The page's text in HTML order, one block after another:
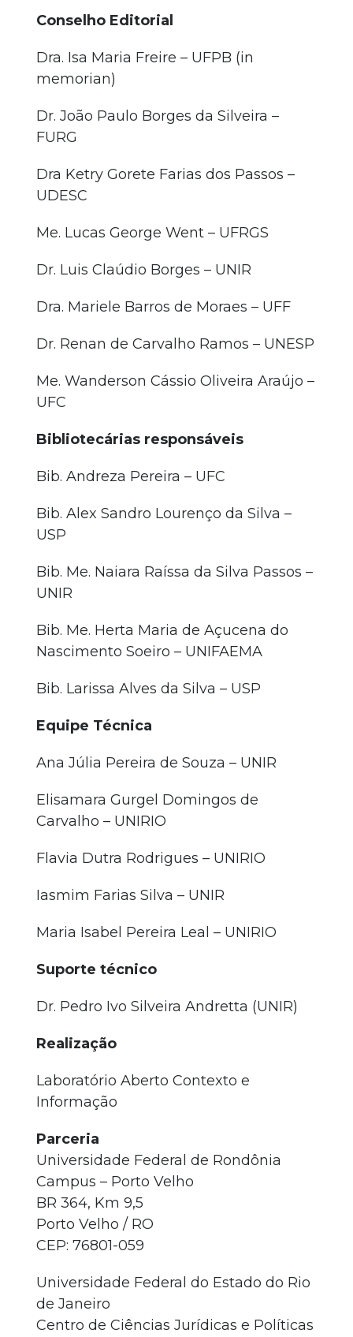
Conselho Editorial
Dra. Isa Maria Freire – UFPB (in
memorian)
Dr. João Paulo Borges da Silveira –
FURG
Dra Ketry Gorete Farias dos Passos –
UDESC
Me. Lucas George Went – UFRGS
Dr. Luis Claúdio Borges – UNIR
Dra. Mariele Barros de Moraes – UFF
Dr. Renan de Carvalho Ramos – UNESP
Me. Wanderson Cássio Oliveira Araújo –
UFC
Bibliotecárias responsáveis
Bib. Andreza Pereira – UFC
Bib. Alex Sandro Lourenço da Silva –
USP
Bib. Me. Naiara Raíssa da Silva Passos –
UNIR
Bib. Me. Herta Maria de Açucena do
Nascimento Soeiro – UNIFAEMA
Bib. Larissa Alves da Silva – USP
Equipe Técnica
Ana Júlia Pereira de Souza – UNIR
Elisamara Gurgel Domingos de
Carvalho – UNIRIO
Flavia Dutra Rodrigues – UNIRIO
Iasmim Farias Silva – UNIR
Maria Isabel Pereira Leal – UNIRIO
Suporte técnico
Dr. Pedro Ivo Silveira Andretta (UNIR)
Realização
Laboratório Aberto Contexto e
Informação
Parceria
Universidade Federal de Rondônia
Campus – Porto Velho
BR 364, Km 9,5
Porto Velho / RO
CEP: 76801-059
Universidade Federal do Estado do Rio
de Janeiro
Centro de Ciências Jurídicas e Políticas